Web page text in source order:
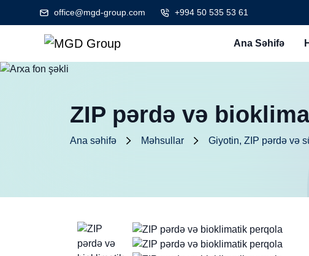
office@mgd-group.com +994 50 535 53 61
Ana Səhifə
ZIP pərdə və
Ana səhifə Məhsullar Giyotin, ZIP pərdə və